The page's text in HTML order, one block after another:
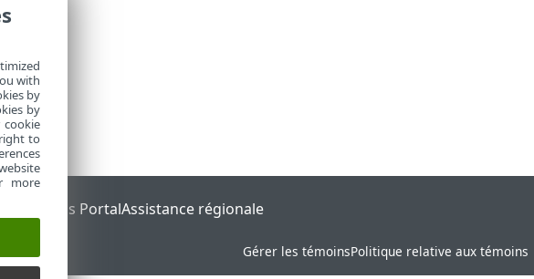
ESET Status PortalAssistance régionale
Gérer les témoinsPolitique relative aux témoins
with
by
by
to
more